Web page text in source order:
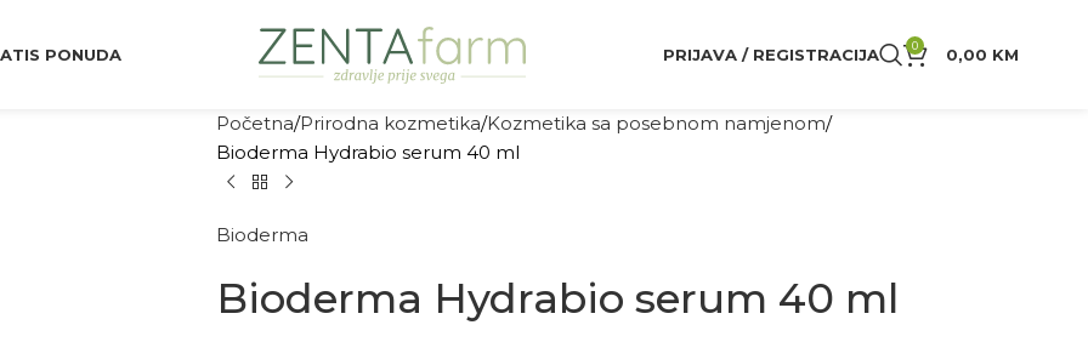
PONUDA PRIJAVA / REGISTRACIJA 0 0,00 KM
Početna Prirodna kozmetika Kozmetika sa posebnom namjenom
Bioderma Hydrabio serum 40 ml
Bioderma
Bioderma Hydrabio serum 40 ml